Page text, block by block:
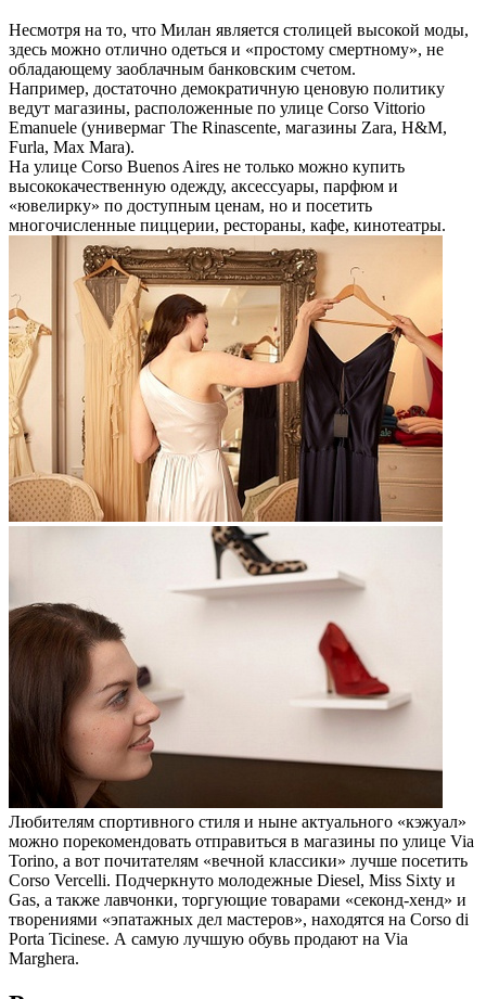
Несмотря на то, что Милан является столицей высокой моды,
здесь можно отлично одеться и «простому смертному», не
обладающему заоблачным банковским счетом.
Например, достаточно демократичную ценовую политику
ведут магазины, расположенные по улице Corso Vittorio
Emanuele (универмаг The Rinascente, магазины Zara, H&M,
Furla, Max Mara).
На улице Corso Buenos Aires не только можно купить
высококачественную одежду, аксессуары, парфюм и
«ювелирку» по доступным ценам, но и посетить
многочисленные пиццерии, рестораны, кафе, кинотеатры.
Любителям спортивного стиля и ныне актуального «кэжуал»
можно порекомендовать отправиться в магазины по улице Via
Torino, а вот почитателям «вечной классики» лучше посетить
Corso Vercelli. Подчеркнуто молодежные Diesel, Miss Sixty и
Gas, а также лавчонки, торгующие товарами «секонд-хенд» и
творениями «эпатажных дел мастеров», находятся на Corso di
Porta Ticinese. А самую лучшую обувь продают на Via
Marghera.